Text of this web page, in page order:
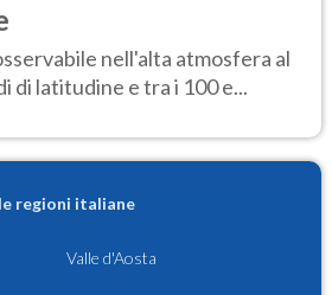
nell'alta atmosfera al
di latitudine e tra i 100 e...
regioni italiane
Valle d'Aosta